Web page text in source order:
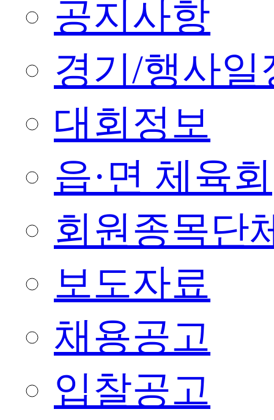
공지사항
경기/행사일
대회정보
읍·면 체육회
회원종목단
보도자료
채용공고
입찰공고